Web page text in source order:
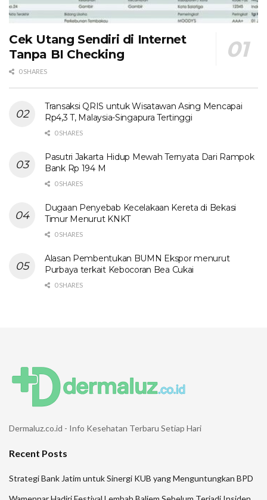
Cek Utang Sendiri di Internet
Tanpa BI Checking
0 SHARES
Transaksi QRIS untuk Wisatawan Asing Mencapai
Rp4,3 T, Malaysia-Singapura Tertinggi
0 SHARES
Pasutri Jakarta Hidup Mewah Ternyata Dari Rampok
Bank Rp 194 M
0 SHARES
Dugaan Penyebab Kecelakaan Kereta di Bekasi
Timur Menurut KNKT
0 SHARES
Alasan Pembentukan BUMN Ekspor menurut
Purbaya terkait Kebocoran Bea Cukai
0 SHARES
Dermaluz.co.id - Info Kesehatan Terbaru Setiap Hari
Recent Posts
Strategi Bank Jatim untuk Sinergi KUB yang Menguntungkan BPD